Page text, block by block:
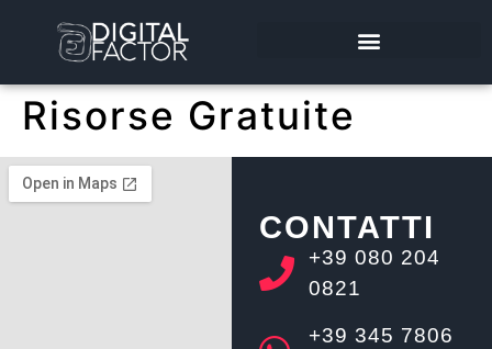
Risorse Gratuite
CONTATTI
+39 080 204
0821
+39 345 7806